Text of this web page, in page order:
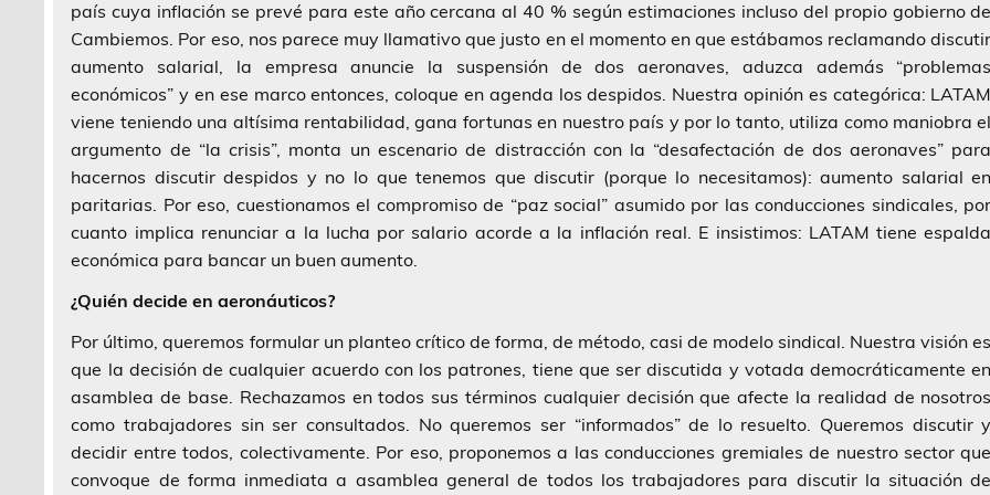
país cuya inflación se prevé para este año cercana al 40 % según estimaciones incluso del propio gobierno de
Cambiemos. Por eso, nos parece muy llamativo que justo en el momento en que estábamos reclamando discutir
aumento salarial, la empresa anuncie la suspensión de dos aeronaves, aduzca además “problemas
económicos” y en ese marco entonces, coloque en agenda los despidos. Nuestra opinión es categórica: LATAM
viene teniendo una altísima rentabilidad, gana fortunas en nuestro país y por lo tanto, utiliza como maniobra el
argumento de “la crisis”, monta un escenario de distracción con la “desafectación de dos aeronaves” para
hacernos discutir despidos y no lo que tenemos que discutir (porque lo necesitamos): aumento salarial en
paritarias. Por eso, cuestionamos el compromiso de “paz social” asumido por las conducciones sindicales, por
cuanto implica renunciar a la lucha por salario acorde a la inflación real. E insistimos: LATAM tiene espalda
económica para bancar un buen aumento.
¿Quién decide en aeronáuticos?
Por último, queremos formular un planteo crítico de forma, de método, casi de modelo sindical. Nuestra visión es
que la decisión de cualquier acuerdo con los patrones, tiene que ser discutida y votada democráticamente en
asamblea de base. Rechazamos en todos sus términos cualquier decisión que afecte la realidad de nosotros
como trabajadores sin ser consultados. No queremos ser “informados” de lo resuelto. Queremos discutir y
decidir entre todos, colectivamente. Por eso, proponemos a las conducciones gremiales de nuestro sector que
convoque de forma inmediata a asamblea general de todos los trabajadores para discutir la situación de